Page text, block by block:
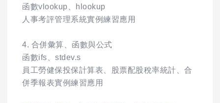
函數vlookup、hlookup
人事考評管理系統實例練習應用
4. 合併彙算、函數與公式
函數ifs、stdev.s
員工勞健保投保計算表、股票配股稅率統計、合
併季報表實例練習應用